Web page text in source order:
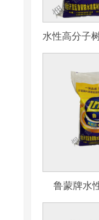
鲁蒙牌水